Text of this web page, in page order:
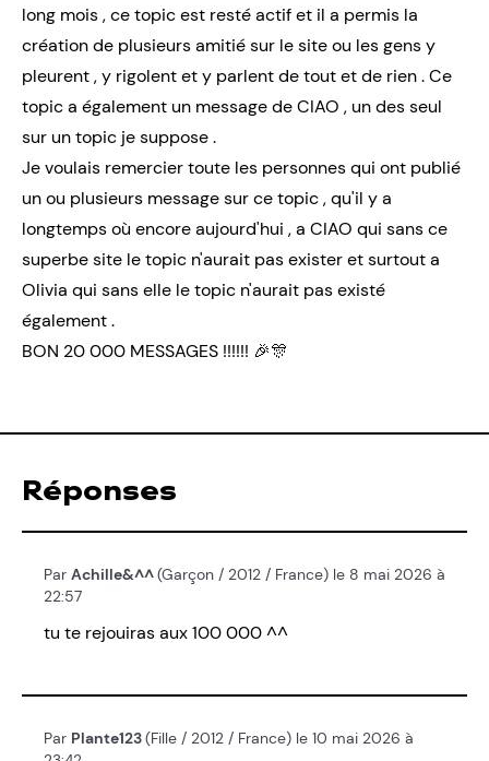
long mois , ce topic est resté actif et il a permis la
création de plusieurs amitié sur le site ou les gens y
pleurent , y rigolent et y parlent de tout et de rien . Ce
topic a également un message de CIAO , un des seul
sur un topic je suppose .
Je voulais remercier toute les personnes qui ont publié
un ou plusieurs message sur ce topic , qu'il y a
longtemps où encore aujourd'hui , a CIAO qui sans ce
superbe site le topic n'aurait pas exister et surtout a
Olivia qui sans elle le topic n'aurait pas existé
également .
BON 20 000 MESSAGES !!!!!! 🎉🎊
Réponses
Par Achille&^^(Garçon / 2012 / France) le 8 mai 2026 à
22:57
tu te rejouiras aux 100 000 ^^
Par Plante123(Fille / 2012 / France) le 10 mai 2026 à